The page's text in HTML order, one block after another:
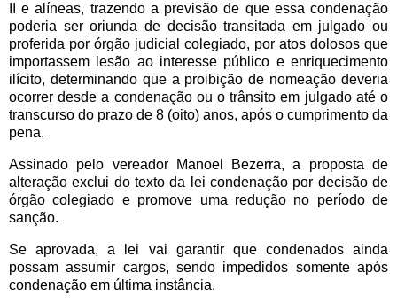
II e alíneas, trazendo a previsão de que essa condenação
poderia ser oriunda de decisão transitada em julgado ou
proferida por órgão judicial colegiado, por atos dolosos que
importassem lesão ao interesse público e enriquecimento
ilícito, determinando que a proibição de nomeação deveria
ocorrer desde a condenação ou o trânsito em julgado até o
transcurso do prazo de 8 (oito) anos, após o cumprimento da
pena.
Assinado pelo vereador Manoel Bezerra, a proposta de
alteração exclui do texto da lei condenação por decisão de
órgão colegiado e promove uma redução no período de
sanção.
Se aprovada, a lei vai garantir que condenados ainda
possam assumir cargos, sendo impedidos somente após
condenação em última instância.